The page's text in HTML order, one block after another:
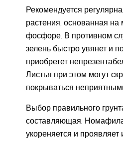
Рекомендуется
растения, основанная на
фосфоре. В противном
зелень быстро увянет и
приобретет
Листья при этом могут
покрываться
Выбор правильного
составляющая.
укореняется и